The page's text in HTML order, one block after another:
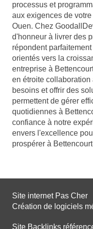
processus et
aux exigences de
Ouen. Chez
d'honneur à livrer des
répondent
orientés vers la
entreprise à
en étroite
besoins et offrir des
permettent de gérer
quotidiennes à
confiance à notre
envers l'excellence
prospérer à
Site internet Pas Cher
Création de logiciels
Site Backlinks